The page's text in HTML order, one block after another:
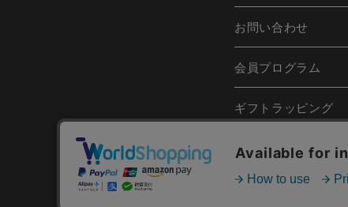
お問い合わせ
会員プログラム
ギフトラッピング
日本語